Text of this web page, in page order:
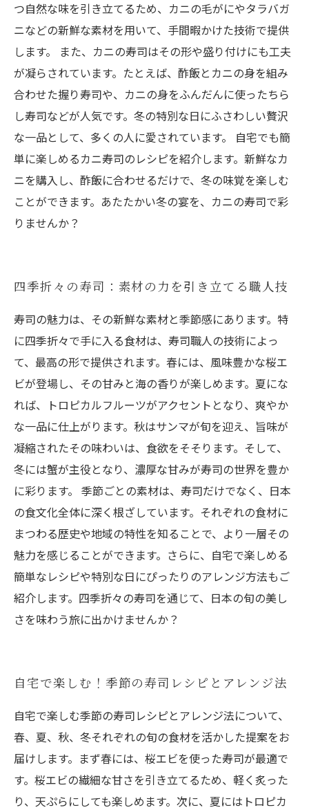
つ自然な味を引き立てるため、カニの毛がにやタラバガ
ニなどの新鮮な素材を用いて、手間暇かけた技術で提供
します。 また、カニの寿司はその形や盛り付けにも工夫
が凝らされています。たとえば、酢飯とカニの身を組み
合わせた握り寿司や、カニの身をふんだんに使ったちら
し寿司などが人気です。冬の特別な日にふさわしい贅沢
な一品として、多くの人に愛されています。 自宅でも簡
単に楽しめるカニ寿司のレシピを紹介します。新鮮なカ
ニを購入し、酢飯に合わせるだけで、冬の味覚を楽しむ
ことができます。あたたかい冬の宴を、カニの寿司で彩
りませんか？
四季折々の寿司：素材の力を引き立てる職人技
寿司の魅力は、その新鮮な素材と季節感にあります。特
に四季折々で手に入る食材は、寿司職人の技術によっ
て、最高の形で提供されます。春には、風味豊かな桜エ
ビが登場し、その甘みと海の香りが楽しめます。夏にな
れば、トロピカルフルーツがアクセントとなり、爽やか
な一品に仕上がります。秋はサンマが旬を迎え、旨味が
凝縮されたその味わいは、食欲をそそります。そして、
冬には蟹が主役となり、濃厚な甘みが寿司の世界を豊か
に彩ります。 季節ごとの素材は、寿司だけでなく、日本
の食文化全体に深く根ざしています。それぞれの食材に
まつわる歴史や地域の特性を知ることで、より一層その
魅力を感じることができます。さらに、自宅で楽しめる
簡単なレシピや特別な日にぴったりのアレンジ方法もご
紹介します。四季折々の寿司を通じて、日本の旬の美し
さを味わう旅に出かけませんか？
自宅で楽しむ！季節の寿司レシピとアレンジ法
自宅で楽しむ季節の寿司レシピとアレンジ法について、
春、夏、秋、冬それぞれの旬の食材を活かした提案をお
届けします。まず春には、桜エビを使った寿司が最適で
す。桜エビの繊細な甘さを引き立てるため、軽く炙った
り、天ぷらにしても楽しめます。次に、夏にはトロピカ